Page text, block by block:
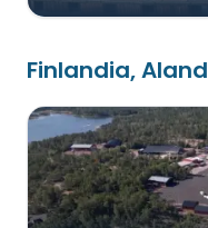
Finlandia, Aland